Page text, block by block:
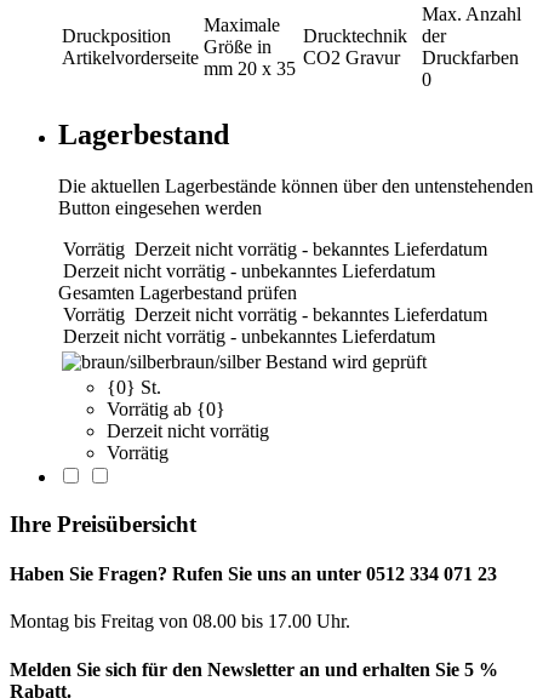
Druckposition
Artikelvorderseite
Maximale
Größe in
mm 20 x 35
Drucktechnik
CO2 Gravur
Max. Anzahl
der
Druckfarben
0
Lagerbestand
Die aktuellen Lagerbestände können über den untenstehenden
Button eingesehen werden
Vorrätig Derzeit nicht vorrätig - bekanntes Lieferdatum
Derzeit nicht vorrätig - unbekanntes Lieferdatum
Gesamten Lagerbestand prüfen
Vorrätig Derzeit nicht vorrätig - bekanntes Lieferdatum
Derzeit nicht vorrätig - unbekanntes Lieferdatum
braun/silber Bestand wird geprüft
{0} St.
Vorrätig ab {0}
Derzeit nicht vorrätig
Vorrätig
Ihre Preisübersicht
Haben Sie Fragen? Rufen Sie uns an unter 0512 334 071 23
Montag bis Freitag von 08.00 bis 17.00 Uhr.
Melden Sie sich für den Newsletter an und erhalten Sie 5 %
Rabatt.